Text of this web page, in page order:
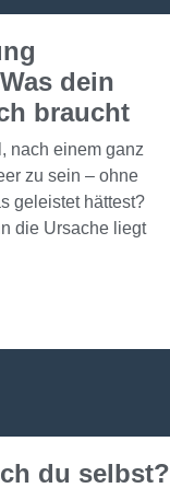
dein
braucht
nach einem ganz
zu sein – ohne
geleistet hättest?
die Ursache liegt
du selbst?